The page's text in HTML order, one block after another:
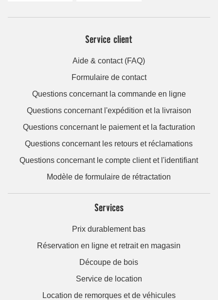
Service client
Aide & contact (FAQ)
Formulaire de contact
Questions concernant la commande en ligne
Questions concernant l'expédition et la livraison
Questions concernant le paiement et la facturation
Questions concernant les retours et réclamations
Questions concernant le compte client et l'identifiant
Modèle de formulaire de rétractation
Services
Prix durablement bas
Réservation en ligne et retrait en magasin
Découpe de bois
Service de location
Location de remorques et de véhicules